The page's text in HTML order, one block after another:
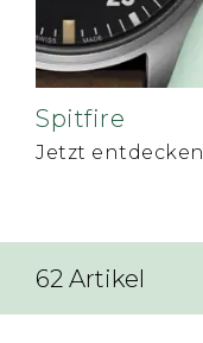
Spitfire
Jetzt entdecken
62 Artikel